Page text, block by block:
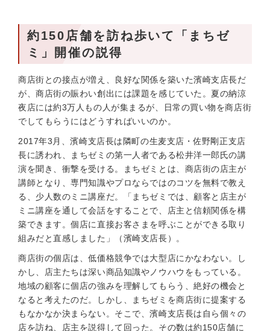
約150店舗を訪ね歩いて「まちゼ
ミ」開催の説得
商店街との接点が増え、良好な関係を築いた濱崎支店長だ
が、商店街の賑わい創出には課題を感じていた。夏の納涼
夜店には約3万人もの人が集まるが、日常の買い物を商店街
でしてもらうにはどうすればいいのか。
2017年3月、濱崎支店長は隣町の生麦支店・佐野剛正支店
長に誘われ、まちゼミの第一人者である松井洋一郎氏の講
演を聞き、衝撃を受ける。まちゼミとは、商店街の店主が
講師となり、専門知識やプロならではのコツを無料で教え
る、少人数のミニ講座だ。「まちゼミでは、顧客と店主が
ミニ講座を通して会話をすることで、店主と信頼関係を構
築できます。個店に直接お客さまを呼ぶことができる取り
組みだと直感しました」（濱崎支店長）。
商店街の個店は、低価格競争では大型店にかなわない。し
かし、店主たちは深い商品知識やノウハウをもっている。
地域の顧客に個店の強みを理解してもらう、絶好の機会と
なると考えたのだ。しかし、まちゼミを商店街に提案する
もなかなか決まらない。そこで、濱崎支店長は自ら個々の
店を訪ね、店主を説得して回った。その数は約150店舗に